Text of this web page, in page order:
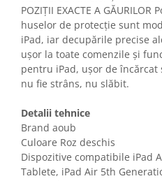
personala
Aparate cosmetice
Articole Sanatate si Wellness
Consumabile sanitare
Cosmetice si produse ingrijire
Igiena dentara
Jucarii, Copii & Bebe
Camera copilului
Hrana bebelusi
POZIȚII EXACTE A
huselor de protecție sunt
iPad, iar decupările precise
ușor la toate comenzile și
pentru iPad, ușor de încărcat
nu fie strâns, nu slăbit.
Detalii tehnice
Brand aoub
Culoare Roz deschis
Dispozitive compatibile iPad
Tablete, iPad Air 5th